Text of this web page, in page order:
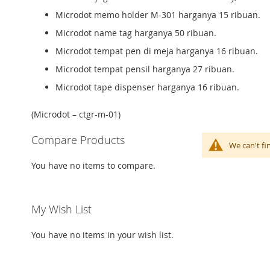
Microdot memo holder M-301 harganya 15 ribuan.
Microdot name tag harganya 50 ribuan.
Microdot tempat pen di meja harganya 16 ribuan.
Microdot tempat pensil harganya 27 ribuan.
Microdot tape dispenser harganya 16 ribuan.
(Microdot – ctgr-m-01)
We can't
Compare Products
You have no items to compare.
My Wish List
You have no items in your wish list.